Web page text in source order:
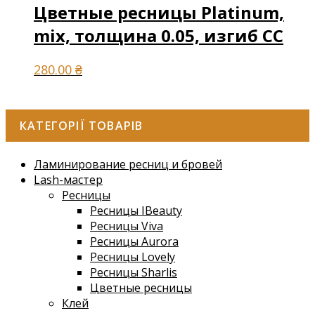
Цветные ресницы Platinum,
mix, толщина 0.05, изгиб СС
280.00 ₴
КАТЕГОРІЇ ТОВАРІВ
Ламинирование ресниц и бровей
Lash-мастер
Ресницы
Ресницы IBeauty
Ресницы Viva
Ресницы Aurora
Ресницы Lovely
Ресницы Sharlis
Цветные ресницы
Клей